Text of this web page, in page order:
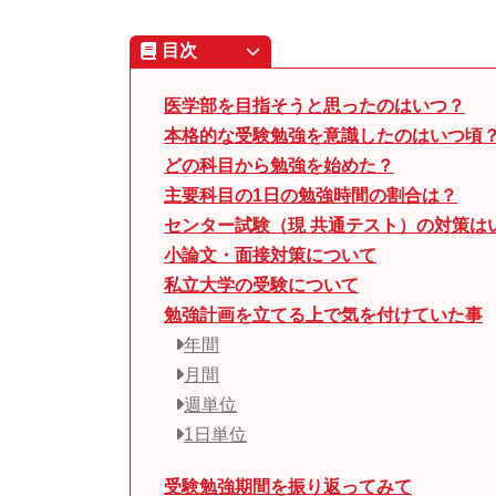
目次
医学部を目指そうと思ったのはいつ？
本格的な受験勉強を意識したのはいつ頃？
どの科目から勉強を始めた？
主要科目の1日の勉強時間の割合は？
センター試験（現 共通テスト）の対策は
小論文・面接対策について
私立大学の受験について
勉強計画を立てる上で気を付けていた事
年間
月間
週単位
1日単位
受験勉強期間を振り返ってみて